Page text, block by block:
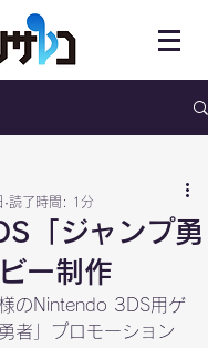
「ジャンプ勇
ー制作
読了時間: 1分
のNintendo 3DS用ゲ
者」プロモーション